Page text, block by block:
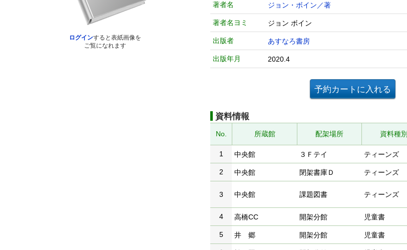
ログインすると表紙画像を
ご覧になれます
著者名 ジョン・ボイン／著
著者名ヨミ ジョン ボイン
出版者 あすなろ書房
出版年月 2020.4
資料情報
No. 所蔵館 配架場所 資料種別
1
中央館 ３Ｆテイ ティーンズ
2 中央館 閉架書庫Ｄ ティーンズ
3 中央館 課題図書 ティーンズ
4 高橋CC 開架分館 児童書
5 井 郷 開架分館 児童書